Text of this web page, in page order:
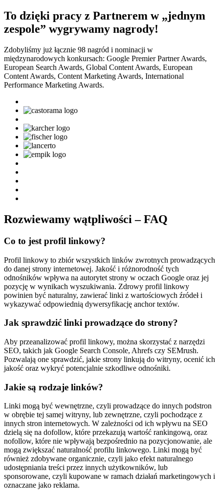
To dzięki pracy z Partnerem w „jednym
zespole” wygrywamy nagrody!
Zdobyliśmy już łącznie 98 nagród i nominacji w
międzynarodowych konkursach: Google Premier Partner Awards,
European Search Awards, Global Content Awards, European
Content Awards, Content Marketing Awards, International
Performance Marketing Awards.
Rozwiewamy wątpliwości – FAQ
Co to jest profil linkowy?
Profil linkowy to zbiór wszystkich linków zwrotnych prowadzących
do danej strony internetowej. Jakość i różnorodność tych
odnośników wpływa na autorytet strony w oczach Google oraz jej
pozycję w wynikach wyszukiwania. Zdrowy profil linkowy
powinien być naturalny, zawierać linki z wartościowych źródeł i
wykazywać odpowiednią dywersyfikację anchor textów.
Jak sprawdzić linki prowadzące do strony?
Aby przeanalizować profil linkowy, można skorzystać z narzędzi
SEO, takich jak Google Search Console, Ahrefs czy SEMrush.
Pozwalają one sprawdzić, jakie strony linkują do witryny, ocenić ich
jakość oraz wykryć potencjalnie szkodliwe odnośniki.
Jakie są rodzaje linków?
Linki mogą być wewnętrzne, czyli prowadzące do innych podstron
w obrębie tej samej witryny, lub zewnętrzne, czyli pochodzące z
innych stron internetowych. W zależności od ich wpływu na SEO
dzielą się na dofollow, które przekazują wartość rankingową, oraz
nofollow, które nie wpływają bezpośrednio na pozycjonowanie, ale
mogą zwiększać naturalność profilu linkowego. Linki mogą być
również zdobywane organicznie, czyli jako efekt naturalnego
udostępniania treści przez innych użytkowników, lub
sponsorowane, czyli kupowane w ramach działań marketingowych i
oznaczane jako reklama.